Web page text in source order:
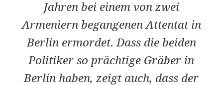
Jahren bei einem von zwei
Armeniern begangenen Attentat in
Berlin ermordet. Dass die beiden
Politiker so prächtige Gräber in
Berlin haben, zeigt auch, dass der